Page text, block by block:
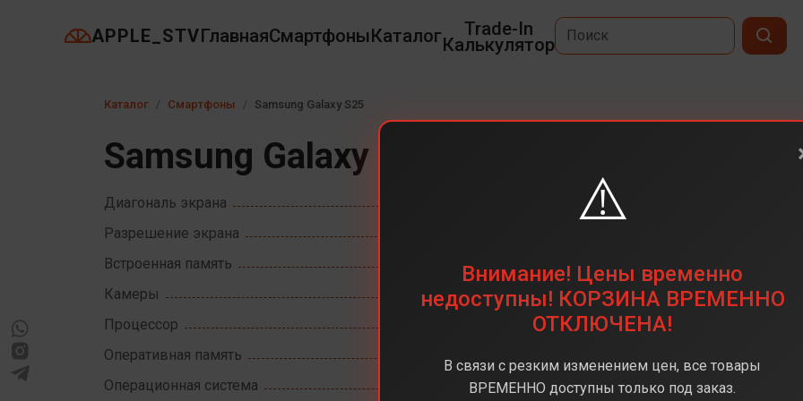
APPLE_STVГлавнаяСмартфоныКаталог Trade-In
Калькулятор
Каталог Смартфоны Samsung Galaxy S25
Samsung Galaxy S25
Диагональ экрана
Разрешение экрана
Встроенная память
Камеры
50Мп+10Мп+12Мп
Процессор
Snapdragon 8 Elite
Оперативная память
Операционная система
Android 15
⚠️
Внимание! Цены временно
недоступны! КОРЗИНА ВРЕМЕННО
ОТКЛЮЧЕНА!
В связи с резким изменением цен, все товары
ВРЕМЕННО доступны только под заказ.